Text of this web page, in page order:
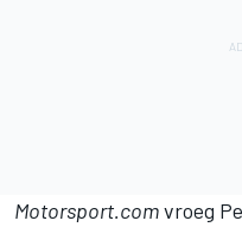
Motorsport.comvroeg